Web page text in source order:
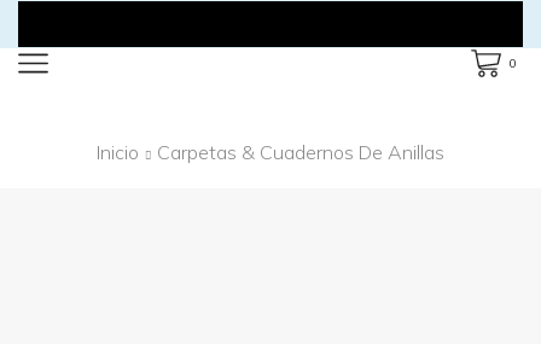
0
Inicio Carpetas & Cuadernos De Anillas